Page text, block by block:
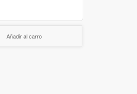
Añadir al carro